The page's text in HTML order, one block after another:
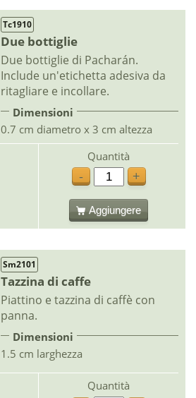
Tc1910
Due bottiglie
Due bottiglie di Pacharán.
Include un'etichetta adesiva da
ritagliare e incollare.
Dimensioni
0.7 cm diametro x 3 cm altezza
Quantità
-
+
Aggiungere
Sm2101
Tazzina di caffe
Piattino e tazzina di caffè con
panna.
Dimensioni
1.5 cm larghezza
Quantità